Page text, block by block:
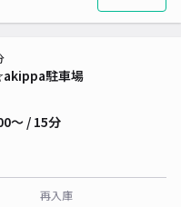
駐車場
〜 / 15分
再入庫